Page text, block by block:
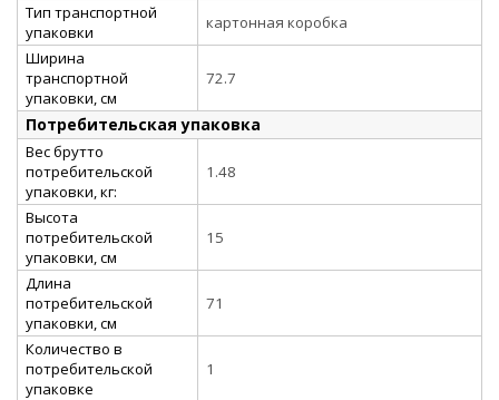
Тип транспортной
упаковки
картонная коробка
Ширина
транспортной
упаковки, см
72.7
Потребительская упаковка
Вес брутто
потребительской
упаковки, кг:
1.48
Высота
потребительской
упаковки, см
15
Длина
потребительской
упаковки, см
71
Количество в
потребительской
упаковке
1